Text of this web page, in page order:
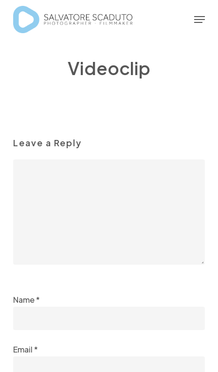
Menu
Videoclip
Leave a Reply
Name*
Email*